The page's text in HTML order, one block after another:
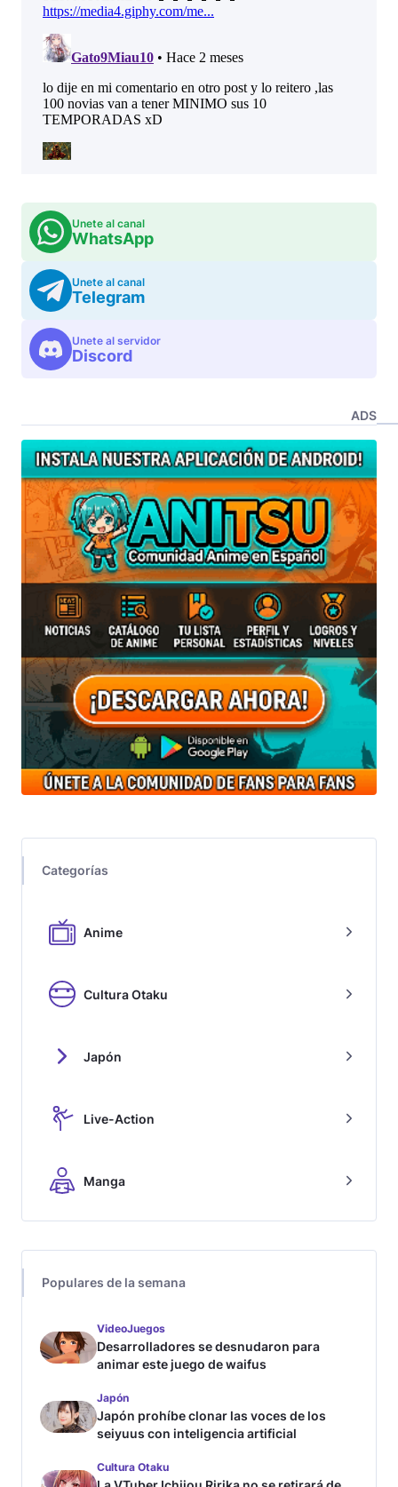
Unete al canal
WhatsApp
Unete al canal
Telegram
Unete al servidor
Discord
ADS
Categorías
Anime
Cultura Otaku
Japón
Live-Action
Manga
Populares de la semana
VideoJuegos
Desarrolladores se desnudaron para
animar este juego de waifus
Japón
Japón prohíbe clonar las voces de los
seiyuus con inteligencia artificial
Cultura Otaku